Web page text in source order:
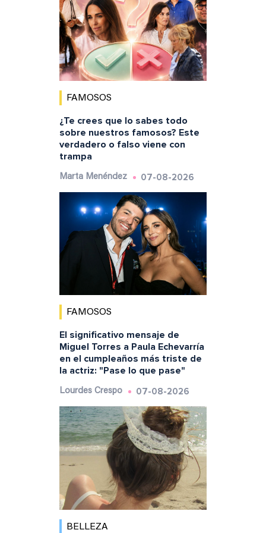
FAMOSOS
¿Te crees que lo sabes todo
sobre nuestros famosos? Este
verdadero o falso viene con
trampa
Marta Menéndez 07-08-2026
FAMOSOS
El significativo mensaje de
Miguel Torres a Paula Echevarría
en el cumpleaños más triste de
la actriz: "Pase lo que pase"
Lourdes Crespo 07-08-2026
BELLEZA